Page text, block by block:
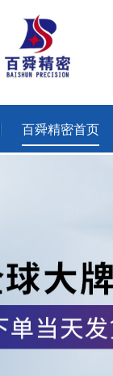
百舜精密首页